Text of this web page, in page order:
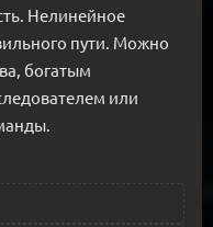
Нелинейное
пути. Можно
богатым
или